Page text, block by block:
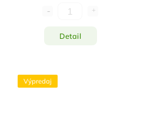
Detail
Výpredaj